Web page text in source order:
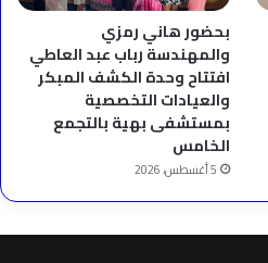
بحضور هاني رمزي
والمهندسة رباب عبد العاطي
افتتاح وحدة الكشف المبكر
والعيادات التخصصية
بمستشفى بهية بالتجمع
الخامس
5 أغسطس، 2026